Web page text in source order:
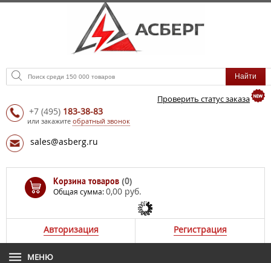
Проверить статус заказа
+7 (495) 183-38-83
или закажите обратный звонок
sales@asberg.ru
Корзина товаров (0)
Общая сумма:0,00 руб.
Авторизация Регистрация
МЕНЮ